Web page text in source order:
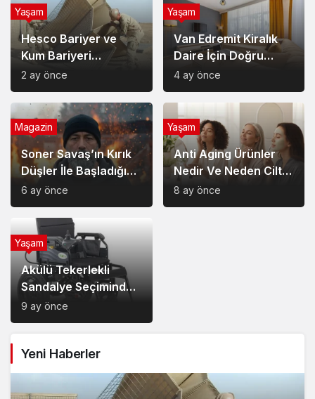
Hesco Bariyer ve
Kum Bariyeri
Çözümlerinin
Sağladığı Avantajlar
2 ay önce
Van Edremit Kiralık
Daire İçin Doğru
Semt Nasıl Seçilir?
4 ay önce
Soner Savaş’ın Kırık
Düşler İle Başladığı
Müzik Serüveni
6 ay önce
Anti Aging Ürünler
Nedir Ve Neden Cilt
Bakımında Temel Bir
Yerdedir?
8 ay önce
Akülü Tekerlekli
Sandalye Seçiminde
Dikkat Edilecek
Noktalar: Konfor,
Güvenlik ve Doğru
Model Tercihi
9 ay önce
Yeni Haberler